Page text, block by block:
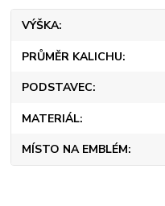
VÝŠKA
PRŮMĚR KALICHU
PODSTAVEC
MATERIÁL
MÍSTO NA EMBLÉM